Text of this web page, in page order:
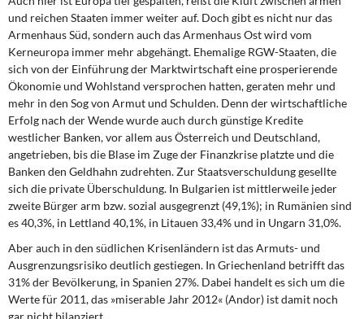
und reichen Staaten immer weiter auf. Doch gibt es nicht nur das
Armenhaus Süd, sondern auch das Armenhaus Ost wird vom
Kerneuropa immer mehr abgehängt. Ehemalige RGW-Staaten, die
sich von der Einführung der Marktwirtschaft eine prosperierende
Ökonomie und Wohlstand versprochen hatten, geraten mehr und
mehr in den Sog von Armut und Schulden. Denn der wirtschaftliche
Erfolg nach der Wende wurde auch durch günstige Kredite
westlicher Banken, vor allem aus Österreich und Deutschland,
angetrieben, bis die Blase im Zuge der Finanzkrise platzte und die
Banken den Geldhahn zudrehten. Zur Staatsverschuldung gesellte
sich die private Überschuldung. In Bulgarien ist mittlerweile jeder
zweite Bürger arm bzw. sozial ausgegrenzt (49,1%); in Rumänien sind
es 40,3%, in Lettland 40,1%, in Litauen 33,4% und in Ungarn 31,0%.
Aber auch in den südlichen Krisenländern ist das Armuts- und
Ausgrenzungsrisiko deutlich gestiegen. In Griechenland betrifft das
31% der Bevölkerung, in Spanien 27%. Dabei handelt es sich um die
Werte für 2011, das »miserable Jahr 2012« (Andor) ist damit noch
gar nicht bilanziert.